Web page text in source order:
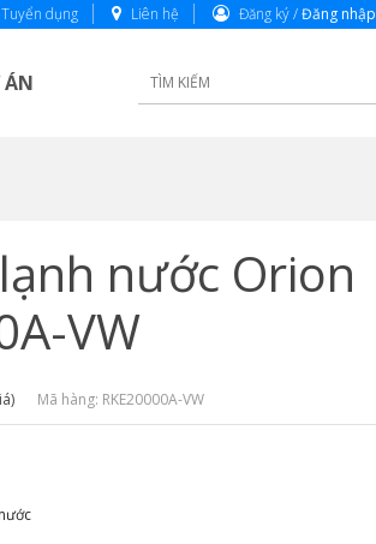
Tuyển dụng Liên hệ Đăng ký /Đăng nhập
ÁN
nước Orion
VW
Mã hàng: RKE20000A-VW